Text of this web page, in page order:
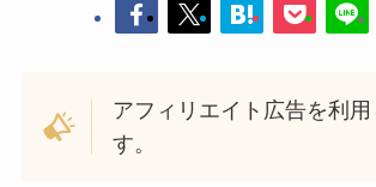
アフィリエイト広告を利用
す。